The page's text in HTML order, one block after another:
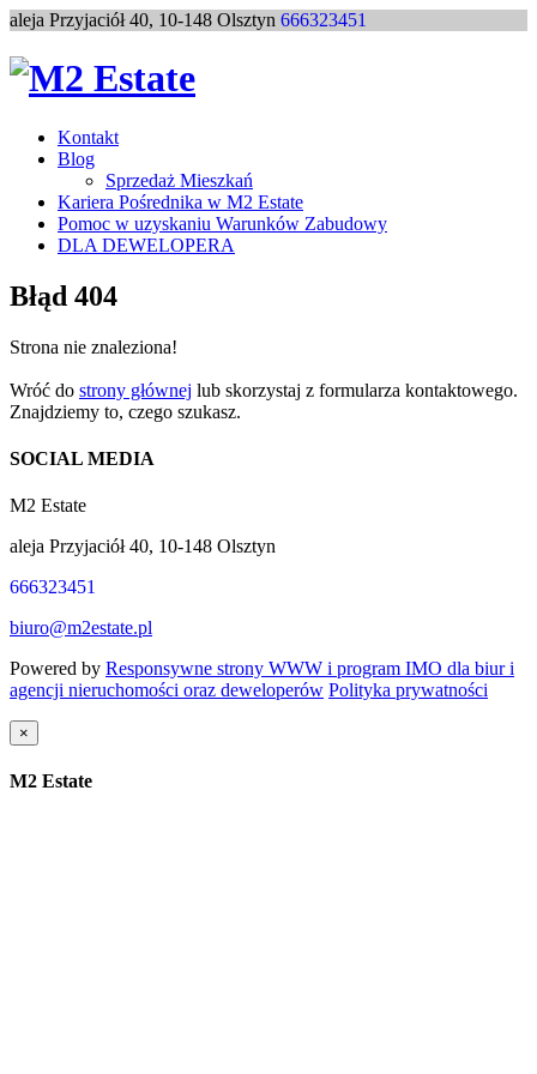
aleja Przyjaciół 40, 10-148 Olsztyn 666323451
Kontakt
Blog
Sprzedaż Mieszkań
Kariera Pośrednika w M2 Estate
Pomoc w uzyskaniu Warunków Zabudowy
DLA DEWELOPERA
Błąd 404
Strona nie znaleziona!
Wróć do strony głównej lub skorzystaj z formularza kontaktowego.
Znajdziemy to, czego szukasz.
SOCIAL MEDIA
M2 Estate
aleja Przyjaciół 40, 10-148 Olsztyn
666323451
biuro@m2estate.pl
Powered by Responsywne strony WWW i program IMO dla biur i
agencji nieruchomości oraz deweloperów Polityka prywatności
×
M2 Estate